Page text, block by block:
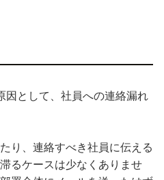
因として、社員への連絡漏れ
り、連絡すべき社員に伝える
るケースは少なくありませ